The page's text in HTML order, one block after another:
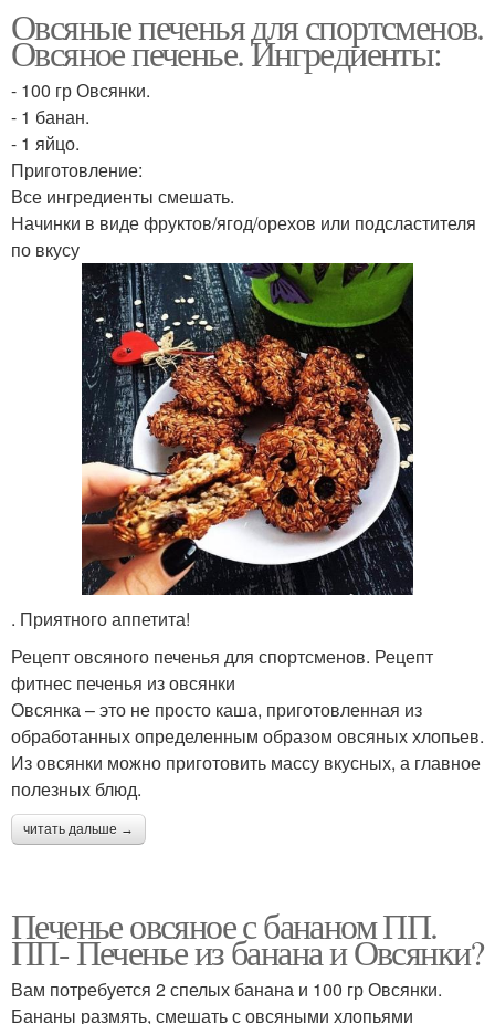
Овсяные печенья для спортсменов.
Овсяное печенье. Ингредиенты:
- 100 гр Овсянки.
- 1 банан.
- 1 яйцо.
Приготовление:
Все ингредиенты смешать.
Начинки в виде фруктов/ягод/орехов или подсластителя
по вкусу
. Приятного аппетита!
Рецепт овсяного печенья для спортсменов. Рецепт
фитнес печенья из овсянки
Овсянка – это не просто каша, приготовленная из
обработанных определенным образом овсяных хлопьев.
Из овсянки можно приготовить массу вкусных, а главное
полезных блюд.
читать дальше →
Печенье овсяное с бананом ПП.
ПП- Печенье из банана и Овсянки?
Вам потребуется 2 спелых банана и 100 гр Овсянки.
Бананы размять, смешать с овсяными хлопьями